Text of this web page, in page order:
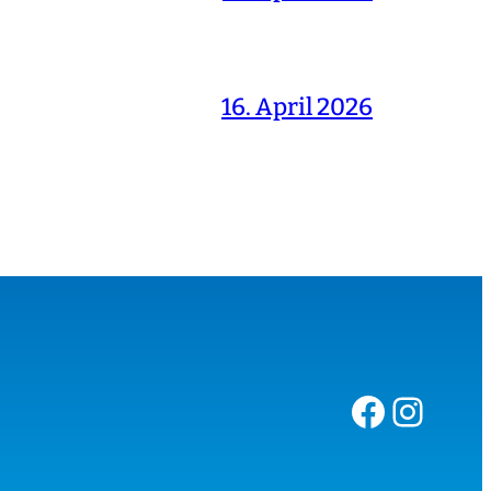
16. April 2026
Facebook Instagram